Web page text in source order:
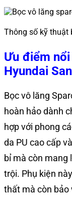
Thông số kỹ thuật
Ưu điểm
Hyundai
Bọc vô lăng
hoàn hảo dành
hợp với phong
da PU cao cấp
bỉ mà còn mang
trội. Phụ kiện
thất mà còn bảo